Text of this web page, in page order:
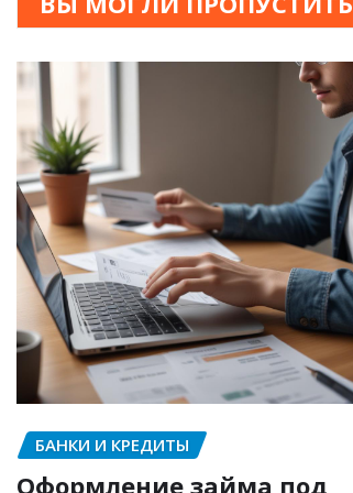
БАНКИ И КРЕДИТЫ
Оформление займа под